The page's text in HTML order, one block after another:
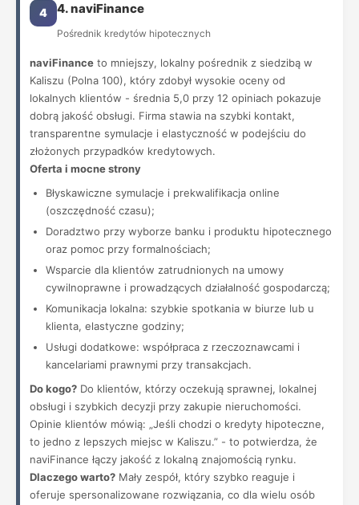
4 4. naviFinance
Pośrednik kredytów hipotecznych
naviFinance to mniejszy, lokalny pośrednik z siedzibą w
Kaliszu (Polna 100), który zdobył wysokie oceny od
lokalnych klientów - średnia 5,0 przy 12 opiniach pokazuje
dobrą jakość obsługi. Firma stawia na szybki kontakt,
transparentne symulacje i elastyczność w podejściu do
złożonych przypadków kredytowych.
Oferta i mocne strony
Błyskawiczne symulacje i prekwalifikacja online
(oszczędność czasu);
Doradztwo przy wyborze banku i produktu hipotecznego
oraz pomoc przy formalnościach;
Wsparcie dla klientów zatrudnionych na umowy
cywilnoprawne i prowadzących działalność gospodarczą;
Komunikacja lokalna: szybkie spotkania w biurze lub u
klienta, elastyczne godziny;
Usługi dodatkowe: współpraca z rzeczoznawcami i
kancelariami prawnymi przy transakcjach.
Do kogo? Do klientów, którzy oczekują sprawnej, lokalnej
obsługi i szybkich decyzji przy zakupie nieruchomości.
Opinie klientów mówią: „Jeśli chodzi o kredyty hipoteczne,
to jedno z lepszych miejsc w Kaliszu.” - to potwierdza, że
naviFinance łączy jakość z lokalną znajomością rynku.
Dlaczego warto? Mały zespół, który szybko reaguje i
oferuje spersonalizowane rozwiązania, co dla wielu osób